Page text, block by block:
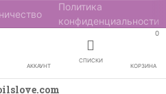
Политика
конфиденциальности
АККАУНТ
СПИСКИ
0
КОРЗИНА